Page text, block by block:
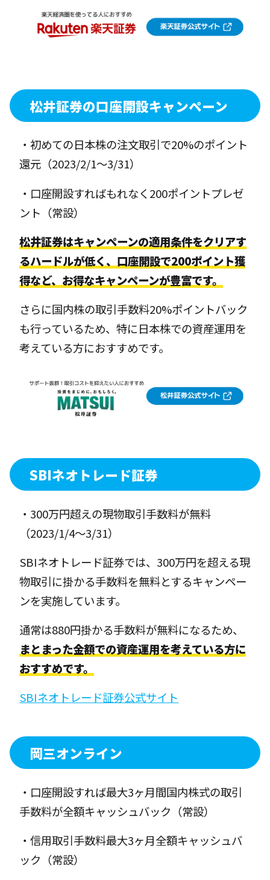
松井証券の口座開設キャンペーン
・初めての日本株の注文取引で20%のポイント
還元（2023/2/1〜3/31）
・口座開設すればもれなく200ポイントプレゼ
ント（常設）
松井証券はキャンペーンの適用条件をクリアす
るハードルが低く、口座開設で200ポイント獲
得など、お得なキャンペーンが豊富です。
さらに国内株の取引手数料20%ポイントバック
も行っているため、特に日本株での資産運用を
考えている方におすすめです。
SBIネオトレード証券
・300万円超えの現物取引手数料が無料
（2023/1/4〜3/31）
SBIネオトレード証券では、300万円を超える現
物取引に掛かる手数料を無料とするキャンペー
ンを実施しています。
通常は880円掛かる手数料が無料になるため、
まとまった金額での資産運用を考えている方に
おすすめです。
SBIネオトレード証券公式サイト
岡三オンライン
・口座開設すれば最大3ヶ月間国内株式の取引
手数料が全額キャッシュバック（常設）
・信用取引手数料最大3ヶ月全額キャッシュバ
ック（常設）